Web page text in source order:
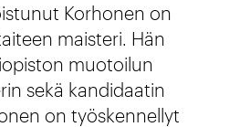
Korhonen on
maisteri. Hän
muotoilun
sekä kandidaatin
on työskennellyt